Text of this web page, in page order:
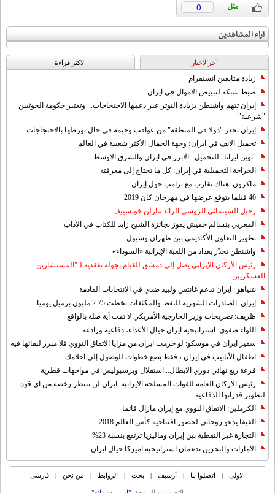
0
آراء المشاهدين
آخرالاخبار الاکثر قراءة
زيادة متابعين انستقرام
ضبط شبكة لتبييض الاموال في ايران
إيران تتهم واشنطن بزيادة التوتر عبر دعمها الاحتجاجات... وتعتبر حكومة الحوثيين
"شرعية"
إيران تحذر "دولا في المنطقة" من عواقب وخيمة في حال تورطها بالاحتجاجات
تجميل الانف في ايران؛ وجهة الجمال الأكثر شعبية في العالم
"نوين ايرانا" للتجميل ..الابرز في ايران والشرق الاوسط
الجراحة التجميلية في إيران: كل ما تحتاج إلى معرفته
ماكرون: هناك تقارب مع ترامب حول إيران
40 فيلما يتوقع عرضها في مهرجان كان 2019
رحيل السينمائي الروسي الرائد مارلن خوتسييف
المغربي بنسالم حميش يفوز بجائزة الشيخ زايد للكتاب في الآداب
تطوير التعاون الأكاديمي بين طهران وسيول
واشنطن تحذّر بغداد من اللعبة الإيرانية «السوداء»
رئيس الأركان الإيراني يصل إلى دمشق للقيام بجولة تفقدية لـ"المستشارين
العسكريين"
نتنياهو : ايران تدعم غانتس ولبيد ضدي في الانتخابات القادمة
إيران: الصادرات الشهریة للنفط والمكثفات تخطت 2.75 مليون برميل يوميا
ظريف: تصريحات وزير الخارجية الأمريكي لا تمت أية صلة بالواقع
اللواء صفوي: استراتيجية ايران حيال الأعداء، دفاعية ورادعة
سفير ايران في موسكو: لو حرمت ايران من مزايا الاتفاق النووي فلا مبرر لبقائها فيه
اطفال الأنابيب في إيران ، فقط بضع خطوات للوصول إلى احلامك
قرعة ربع نهائي دوري الابطال.. استقلال وبرسبوليس في مواجهات قطرية
رئيس الاركان العامة للقوات المسلحة الايرانية: ايران لن تنتظر رخصة من اي قوة
لتطوير قدراتها الدفاعية
الكرملين: الاتفاق النووي مع إيران مازال قائما
الفيفا يدعو روحاني لحضور افتتاحية كأس العالم 2018
التجارة غیر النفطیة بین إیران ومالیزیا ترتفع بنسبة 23%
الامارات والبحرين تدعمان استراتيجية اميركا حيال ايران
الاولی | اتصلوا بنا | أرشیف | بحث | الروابط | من نحن | فارسی